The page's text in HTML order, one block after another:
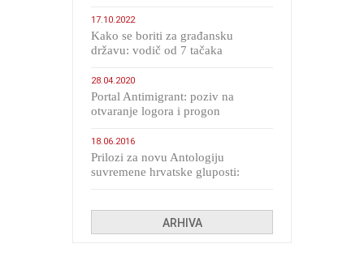
17.10.2022
Kako se boriti za građansku
državu: vodič od 7 tačaka
28.04.2020
Portal Antimigrant: poziv na
otvaranje logora i progon
18.06.2016
Prilozi za novu Antologiju
suvremene hrvatske gluposti:
ARHIVA